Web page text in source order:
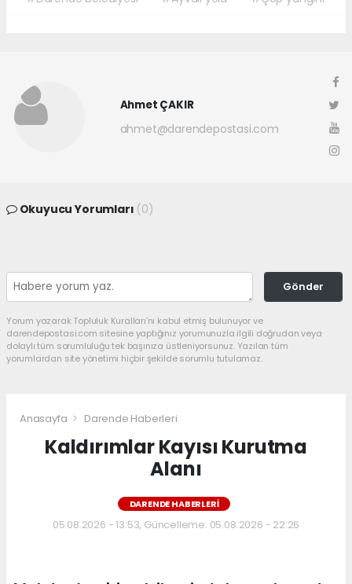
Ahmet ÇAKIR
ahmet@darendepostasi.com
Okuyucu Yorumları (0)
Gönder
Yorum yazarak Topluluk Kuralları’nı kabul etmiş bulunuyor ve
darendepostasi.com sitesine yaptığınız yorumunuzla ilgili doğrudan veya
dolaylı tüm sorumluluğu tek başınıza üstleniyorsunuz. Yazılan tüm
yorumlardan site yönetimi hiçbir şekilde sorumlu tutulamaz.
Anasayfa Darende Haberleri
Kaldırımlar Kayısı Kurutma
Alanı
DARENDE HABERLERI
05.08.2026 - 13:53, Güncelleme: 05.08.2026 - 22:26